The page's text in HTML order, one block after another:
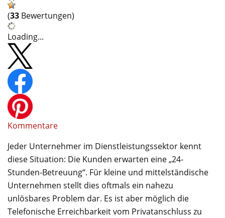
(33 Bewertungen)
Loading...
Kommentare
Jeder Unternehmer im Dienstleistungssektor kennt
diese Situation: Die Kunden erwarten eine „24-
Stunden-Betreuung“. Für kleine und mittelständische
Unternehmen stellt dies oftmals ein nahezu
unlösbares Problem dar. Es ist aber möglich die
Telefonische Erreichbarkeit vom Privatanschluss zu